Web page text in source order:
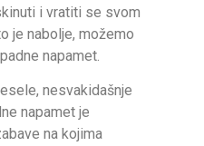
i vratiti se svom
je nabolje, možemo
napamet.
nesvakidašnje
napamet je
na kojima